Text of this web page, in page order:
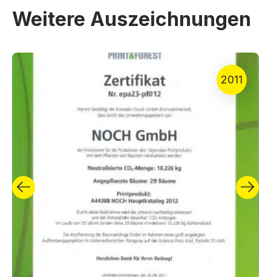
Weitere Auszeichnungen
2011